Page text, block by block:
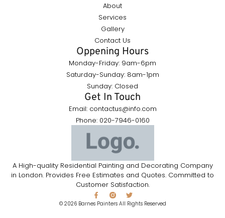
A High-quality Residential Painting and Decorating Company
in London. Provides Free Estimates and Quotes. Committed to
Customer Satisfaction.
© 2026 Barnes Painters All Rights Reserved
About
Services
Gallery
Contact Us
Oppening Hours
Monday-Friday: 9am-6pm
Saturday-Sunday: 8am-1pm
Sunday: Closed
Get In Touch
Email: contactus@info.com
Phone: 020-7946-0160